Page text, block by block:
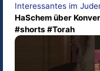
Interessantes im
HaSchem über
#shorts #Torah